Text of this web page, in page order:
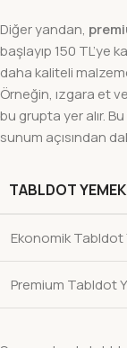
Diğer yandan,
başlayıp 150 TL’ye
daha kaliteli
Örneğin, ızgara et
bu grupta yer alır.
sunum açısından
TABLDOT
Ekonomik Tabldot
Premium Tabldot